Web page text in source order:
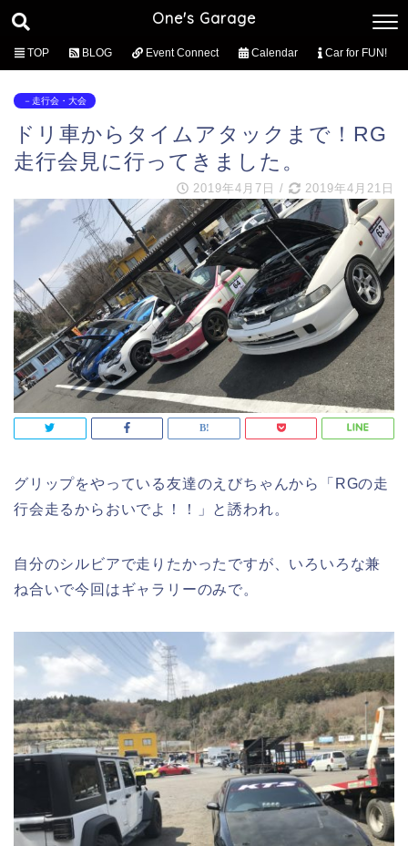
One's Garage
TOP BLOG Event Connect Calendar Car for FUN!
－走行会・大会
ドリ車からタイムアタックまで！RG
走行会見に行ってきました。
2019年4月7日 / 2019年4月21日
グリップをやっている友達のえびちゃんから「RGの走
行会走るからおいでよ！！」と誘われ。
自分のシルビアで走りたかったですが、いろいろな兼
ね合いで今回はギャラリーのみで。­